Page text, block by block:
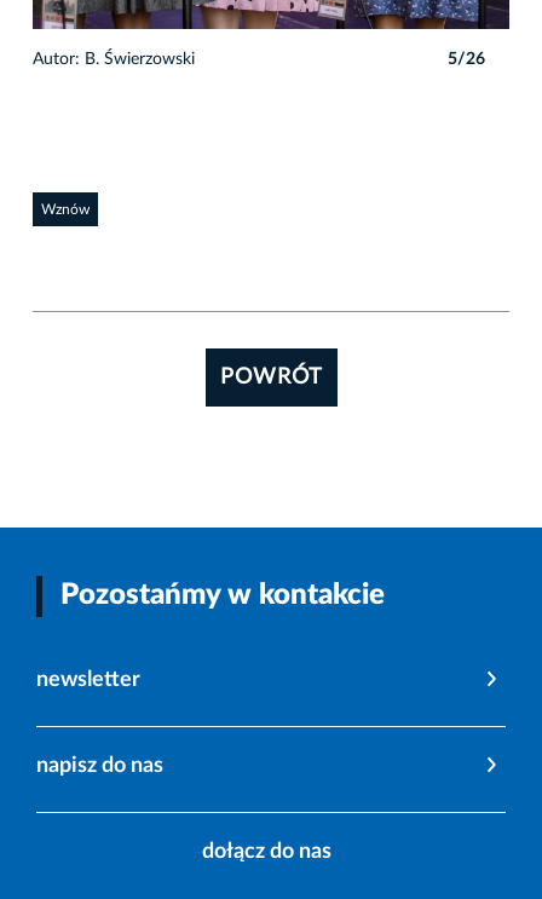
Autor: B. Świerzowski 5/26
Wznów
POWRÓT
Pozostańmy w kontakcie
newsletter
napisz do nas
dołącz do nas